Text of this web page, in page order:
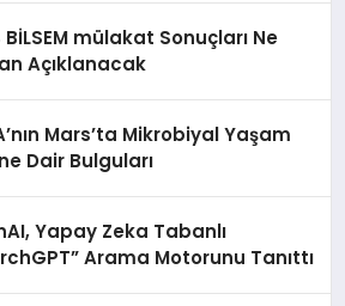
mülakat Sonuçları Ne
Açıklanacak
Mars’ta Mikrobiyal Yaşam
Dair Bulguları
Yapay Zeka Tabanlı
Arama Motorunu Tanıttı